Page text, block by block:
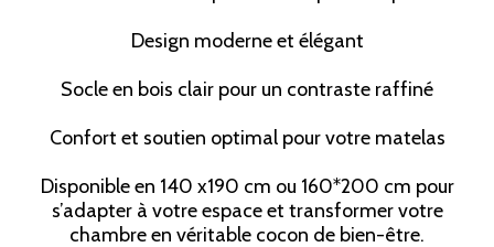
Design moderne et élégant
Socle en bois clair pour un contraste raffiné
Confort et soutien optimal pour votre matelas
Disponible en 140 x190 cm ou 160*200 cm pour
s’adapter à votre espace et transformer votre
chambre en véritable cocon de bien-être.